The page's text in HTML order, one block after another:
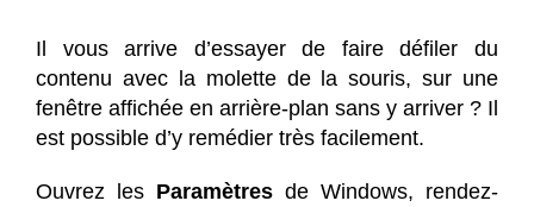
Il vous arrive d’essayer de faire défiler du
contenu avec la molette de la souris, sur une
fenêtre affichée en arrière-plan sans y arriver ? Il
est possible d’y remédier très facilement.
Ouvrez les Paramètres de Windows, rendez-